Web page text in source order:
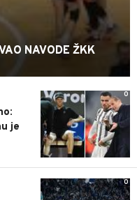
NAVODE ŽKK
0
je
0